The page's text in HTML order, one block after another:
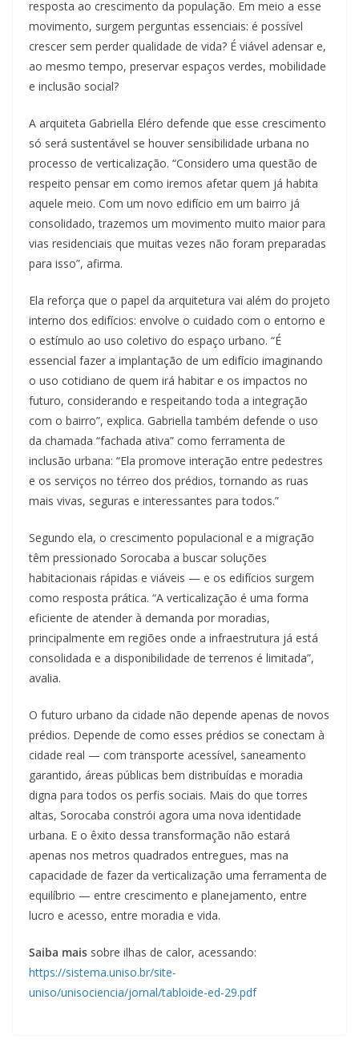
resposta ao crescimento da população. Em meio a esse
movimento, surgem perguntas essenciais: é possível
crescer sem perder qualidade de vida? É viável adensar e,
ao mesmo tempo, preservar espaços verdes, mobilidade
e inclusão social?
A arquiteta Gabriella Eléro defende que esse crescimento
só será sustentável se houver sensibilidade urbana no
processo de verticalização. “Considero uma questão de
respeito pensar em como iremos afetar quem já habita
aquele meio. Com um novo edifício em um bairro já
consolidado, trazemos um movimento muito maior para
vias residenciais que muitas vezes não foram preparadas
para isso”, afirma.
Ela reforça que o papel da arquitetura vai além do projeto
interno dos edifícios: envolve o cuidado com o entorno e
o estímulo ao uso coletivo do espaço urbano. “É
essencial fazer a implantação de um edifício imaginando
o uso cotidiano de quem irá habitar e os impactos no
futuro, considerando e respeitando toda a integração
com o bairro”, explica. Gabriella também defende o uso
da chamada “fachada ativa” como ferramenta de
inclusão urbana: “Ela promove interação entre pedestres
e os serviços no térreo dos prédios, tornando as ruas
mais vivas, seguras e interessantes para todos.”
Segundo ela, o crescimento populacional e a migração
têm pressionado Sorocaba a buscar soluções
habitacionais rápidas e viáveis — e os edifícios surgem
como resposta prática. “A verticalização é uma forma
eficiente de atender à demanda por moradias,
principalmente em regiões onde a infraestrutura já está
consolidada e a disponibilidade de terrenos é limitada”,
avalia.
O futuro urbano da cidade não depende apenas de novos
prédios. Depende de como esses prédios se conectam à
cidade real — com transporte acessível, saneamento
garantido, áreas públicas bem distribuídas e moradia
digna para todos os perfis sociais. Mais do que torres
altas, Sorocaba constrói agora uma nova identidade
urbana. E o êxito dessa transformação não estará
apenas nos metros quadrados entregues, mas na
capacidade de fazer da verticalização uma ferramenta de
equilíbrio — entre crescimento e planejamento, entre
lucro e acesso, entre moradia e vida.
Saiba mais sobre ilhas de calor, acessando:
https://sistema.uniso.br/site-
uniso/unisociencia/jornal/tabloide-ed-29.pdf